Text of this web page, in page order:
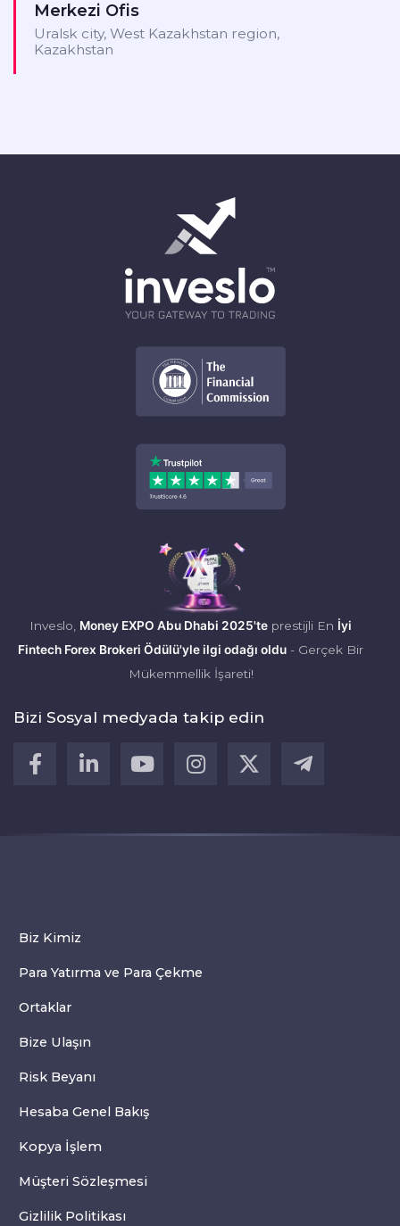
Merkezi Ofis
Uralsk city, West Kazakhstan region,
Kazakhstan
Inveslo, Money EXPO Abu Dhabi 2025'te prestijli En İyi
Fintech Forex Brokeri Ödülü'yle ilgi odağı oldu - Gerçek Bir
Mükemmellik İşareti!
Bizi Sosyal medyada takip edin
Biz Kimiz
Para Yatırma ve Para Çekme
Ortaklar
Bize Ulaşın
Risk Beyanı
Hesaba Genel Bakış
Kopya İşlem
Müşteri Sözleşmesi
Gizlilik Politikası